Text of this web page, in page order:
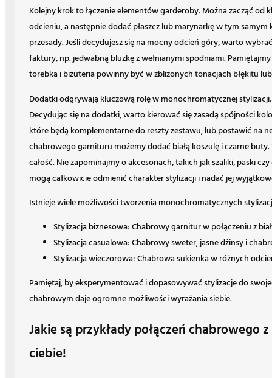
Kolejny krok to łączenie elementów garderoby. Można zacząć
odcieniu, a następnie dodać płaszcz lub marynarkę w tym
przesady. Jeśli decydujesz się na mocny odcień góry, warto
faktury, np. jedwabną bluzkę z wełnianymi spodniami.
torebka i biżuteria powinny być w zbliżonych tonacjach błękitu
Dodatki odgrywają kluczową rolę w monochromatycznej
Decydując się na dodatki, warto kierować się zasadą spójności
które będą komplementarne do reszty zestawu, lub postawić na
chabrowego garnituru możemy dodać białą koszulę i czarne
całość. Nie zapominajmy o akcesoriach, takich jak szaliki, paski
mogą całkowicie odmienić charakter stylizacji i nadać jej
Istnieje wiele możliwości tworzenia monochromatycznych
Stylizacja biznesowa: Chabrowy garnitur w połączeniu z
Stylizacja casualowa: Chabrowy sweter, jasne dżinsy i
Stylizacja wieczorowa: Chabrowa sukienka w różnych
Pamiętaj, by eksperymentować i dopasowywać stylizacje do
chabrowym daje ogromne możliwości wyrażania siebie.
Jakie są przykłady połączeń chabrowego
ciebie!